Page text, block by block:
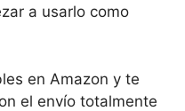
a usarlo como
en Amazon y te
el envío totalmente